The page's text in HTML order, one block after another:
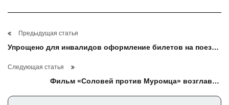
Предыдущая статья
Упрощено для инвалидов оформление билетов на поезда
Следующая статья
Фильм «Соловей против Муромца» возглавил